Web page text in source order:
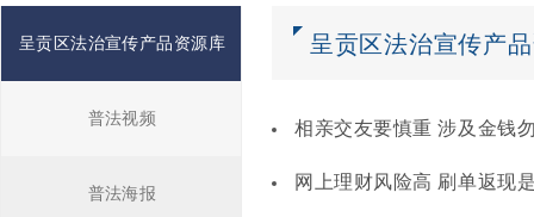
呈贡区法治宣传产品资源库
普法视频
普法海报
呈贡区法治宣传产
相亲交友要慎重 涉及金钱
网上理财风险高 刷单返现